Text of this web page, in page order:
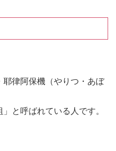
律阿保機（やりつ・あぼ
と呼ばれている人です。